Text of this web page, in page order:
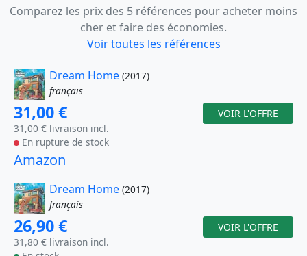
Comparez les prix des 5 références pour acheter moins
cher et faire des économies.
Voir toutes les références
Dream Home (2017)
français
31,00 €
31,00 € livraison incl.
En rupture de stock
VOIR L'OFFRE
Amazon
Dream Home (2017)
français
26,90 €
31,80 € livraison incl.
VOIR L'OFFRE